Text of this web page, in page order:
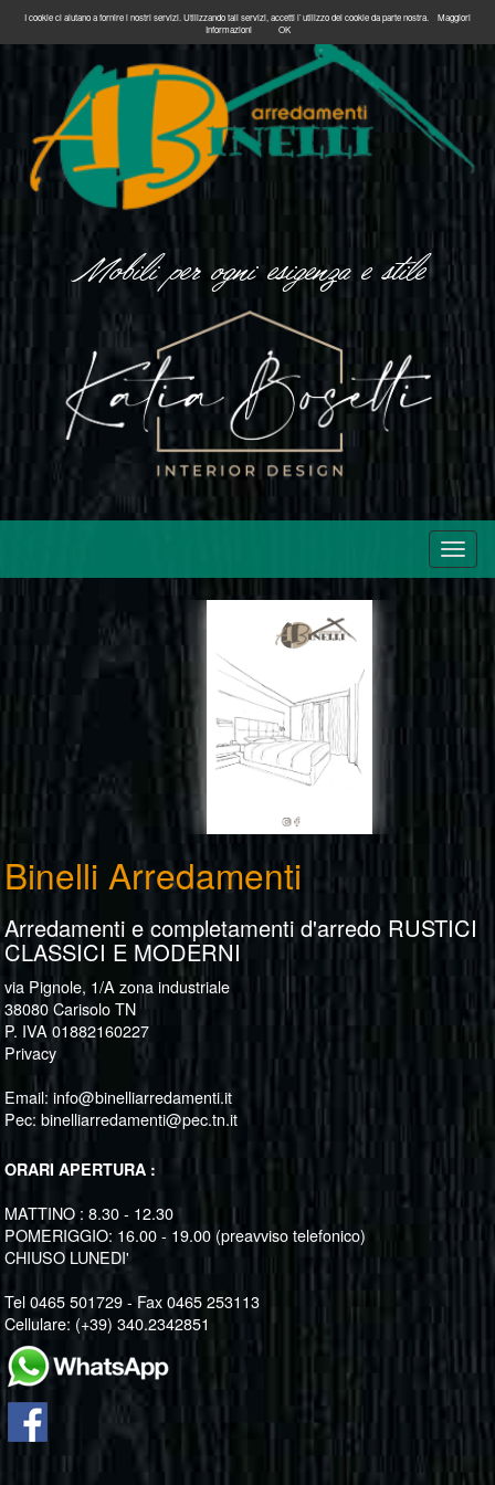
Mobili per ogni esigenza e stile
Binelli Arredamenti
Arredamenti e completamenti d'arredo RUSTICI
CLASSICI E MODERNI
via Pignole, 1/A zona industriale
38080 Carisolo TN
P. IVA 01882160227
Privacy
Email:info@binelliarredamenti.it
Pec:binelliarredamenti@pec.tn.it
ORARI APERTURA :
MATTINO : 8.30 - 12.30
POMERIGGIO: 16.00 - 19.00 (preavviso telefonico)
CHIUSO LUNEDI'
Tel 0465 501729 - Fax 0465 253113
Cellulare: (+39) 340.2342851
I cookie ci aiutano a fornire i nostri servizi. Utilizzando tali servizi, accetti l`utilizzo dei cookie da parte nostra.
Maggiori
Informazioni
OK